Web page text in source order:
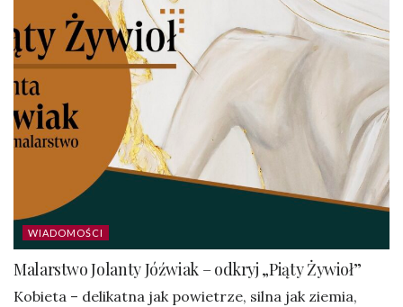
WIADOMOŚCI
Malarstwo Jolanty Jóźwiak – odkryj „Piąty Żywioł”
Kobieta – delikatna jak powietrze, silna jak ziemia,